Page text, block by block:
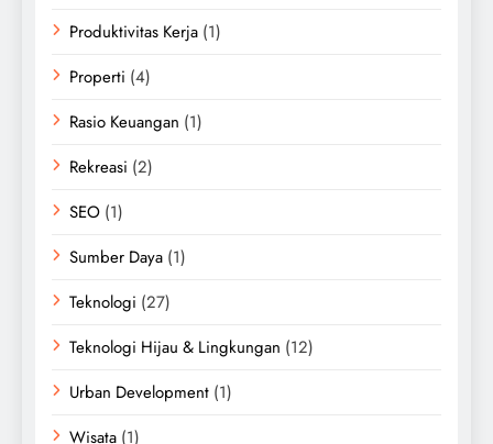
Produktivitas Kerja (1)
Properti (4)
Rasio Keuangan (1)
Rekreasi (2)
SEO (1)
Sumber Daya (1)
Teknologi (27)
Teknologi Hijau & Lingkungan (12)
Urban Development (1)
Wisata (1)